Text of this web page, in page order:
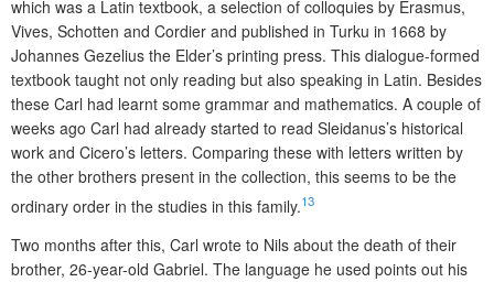
which was a Latin textbook, a selection of colloquies by Erasmus,
Vives, Schotten and Cordier and published in Turku in 1668 by
Johannes Gezelius the Elder’s printing press. This dialogue-formed
textbook taught not only reading but also speaking in Latin. Besides
these Carl had learnt some grammar and mathematics. A couple of
weeks ago Carl had already started to read Sleidanus’s historical
work and Cicero’s letters. Comparing these with letters written by
the other brothers present in the collection, this seems to be the
ordinary order in the studies in this family.13
Two months after this, Carl wrote to Nils about the death of their
brother, 26-year-old Gabriel. The language he used points out his